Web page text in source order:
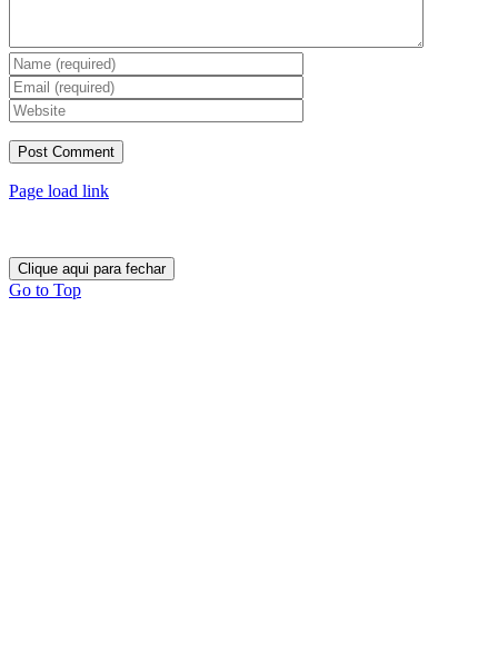
Page load link
Clique aqui para fechar
Go to Top